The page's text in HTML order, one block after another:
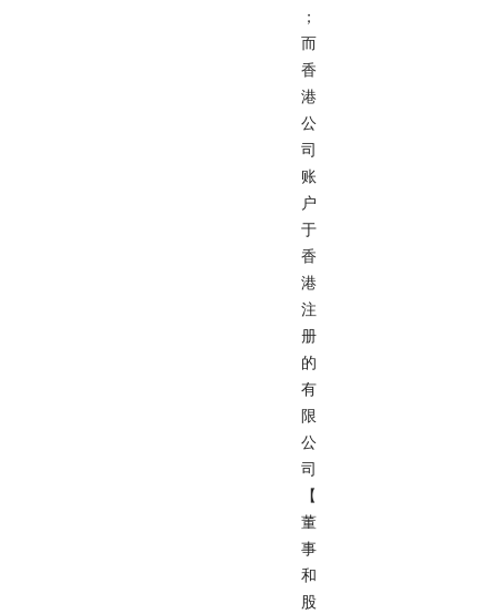
；
而
香
港
公
司
账
户
于
香
港
注
册
的
有
限
公
司
【
董
事
和
股